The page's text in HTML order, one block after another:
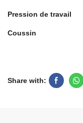
Pression de travail
Coussin
Share with: